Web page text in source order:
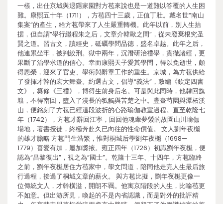
一樣，出仕京城與退隱家園對方苞來說也是一道難以答覆的人生困
難。康熙五十年（1711），方苞四十三歲，正值丁壯。戴名世“南山
集案”的產生，給方苞帶來了人生嚴重轉機。此年以前，別人生拮
据，但自謂“學行繼程朱之后，文章介韓歐之間”，從未廢棄根究圣
賢之道。習古文，讀經史，砥礪學問品德，盛名卓越。此年之后，
他連累坐牢，被判絞刑。獄中兩年，沉潛研治禮學，貫徹諸經，更
果斷了治學求道的信心。幸而康熙天子愛其學問，得以免逝世，頗
得恩榮，迎來了官吏、學術與辭章工作的重生。京城，為方苞供給
了發揮才幹的宏大舞臺。約選古文，倡導“義法”，敕編《欽定四書
文》，纂修《三禮》，博得生前身后名。可是與此同時，他隸回旗
籍，不得南回，墮入了漫長的牴觸與苦楚之中。豐臺芍園與潭柘溪
山，便銘刻了方苞已經這段波折的心路瑜伽教室過程。直至乾隆七
年（1742），方苞才辭回江寧，回回他魂牽夢縈的故園山川瑜伽
場地，著書授徒，終極奔赴久已向往的性命價值。 文人劉年夜櫆
的雄才膽略 方苞門生浩繁，惟對桐城后學劉年夜櫆（1698—
1779）喜愛有加，屢加獎掖。雍正四年（1726）初識劉年夜櫆，便
認為“昌黎復出”，視之為“國士”。乾隆十三年、十四年，方苞臨終
之前，劉年夜櫆居住方苞家中，學文問道，陪同他走完人生最后旅
行過程，接過了桐城文章的薪火。 與方苞比擬，劉年夜櫆更像一
位傳統文人，才幹橫溢，開朗不羈。他寓京階段的人生，比喻苞更
不如意。但出游所見，喚起的不是內省認識，而是對外的批評精